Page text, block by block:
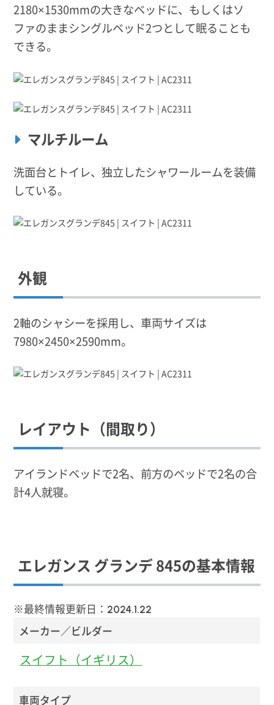
2180×1530mmの大きなベッドに、もしくはソ
ファのままシングルベッド2つとして眠ることも
できる。
マルチルーム
洗面台とトイレ、独立したシャワールームを装備
している。
外観
2軸のシャシーを採用し、車両サイズは
7980×2450×2590mm。
レイアウト（間取り）
アイランドベッドで2名、前方のベッドで2名の合
計4人就寝。
エレガンス グランデ 845の基本情報
※最終情報更新日： 2024.1.22
メーカー／ビルダー
スイフト（イギリス）
車両タイプ